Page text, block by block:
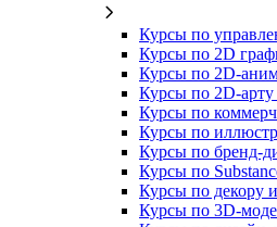
Курсы по
Курсы по 2D
Курсы по
Курсы по
Курсы по
Курсы по
Курсы по
Курсы по
Курсы по декору
Курсы по